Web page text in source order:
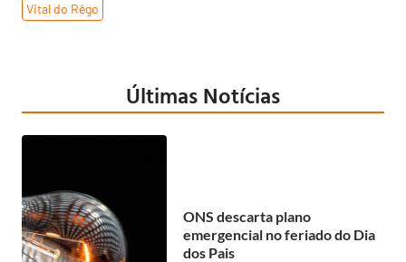
Vital do Rêgo
Últimas Notícias
ONS descarta plano
emergencial no feriado do Dia
dos Pais